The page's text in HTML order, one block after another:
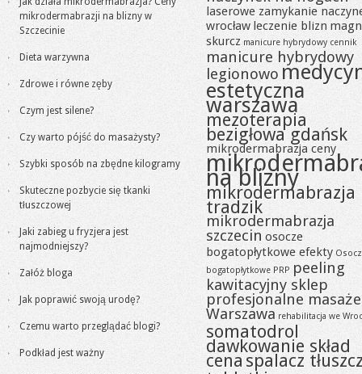
mikrodermabrazji na blizny w
Szczecinie
Dieta warzywna
Zdrowe i równe zęby
Czym jest silene?
Czy warto pójść do masażysty?
Szybki sposób na zbędne kilogramy
Skuteczne pozbycie się tkanki
tłuszczowej
Jaki zabieg u fryzjera jest
najmodniejszy?
Załóż bloga
Jak poprawić swoją urodę?
Czemu warto przeglądać blogi?
Podkład jest ważny
laserowe zamykanie
wrocław leczenie blizn
skurcz manicure hybrydowy cennik
manicure hybrydowy
legionowo
estetyczna
warszawa
mezoterapia
bezigłowa gdańsk
mikrodermabrazja ceny
na blizny
mikrodermabrazja
tradzik
mikrodermabrazja
szczecin osocze
bogatopłytkowe efekty
bogatopłytkowe PRP peeling
kawitacyjny sklep
profesjonalne masaże
Warszawa rehabilitacja we
somatodrol
dawkowanie skład
cena spalacz